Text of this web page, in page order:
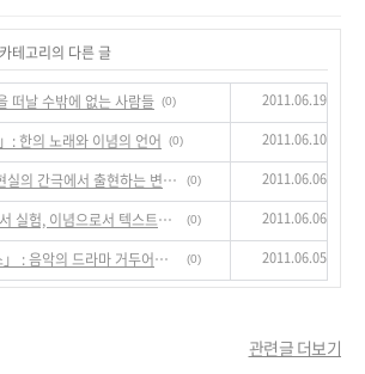
테고리의 다른 글
떠날 수밖에 없는 사람들 (0) 2011.06.19
: 한의 노래와 이념의 언어 (0) 2011.06.10
연극 <변태> : 이상과 현실의 간극에서 출현하는 변신의 욕망 (0) 2011.06.06
「디 오써」: 표현으로서 실험, 이념으로서 텍스트의 미지근한 배합 (0) 2011.06.06
「낭만비극 오이디푸스」 : 음악의 드라마 거두어지지 않는 목소리 (0) 2011.06.05
관련글 더보기